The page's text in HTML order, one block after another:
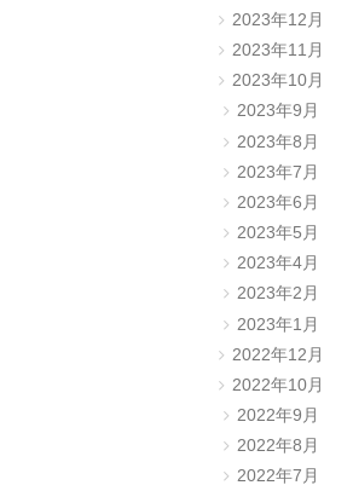
2023年12月
2023年11月
2023年10月
2023年9月
2023年8月
2023年7月
2023年6月
2023年5月
2023年4月
2023年2月
2023年1月
2022年12月
2022年10月
2022年9月
2022年8月
2022年7月